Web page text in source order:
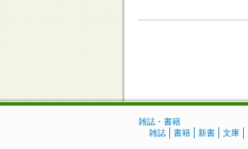
雑誌・書籍
雑誌
書籍 新書 文庫